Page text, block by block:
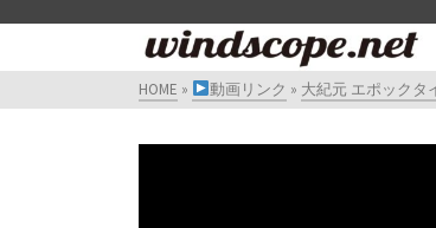
HOME » 動画リンク » 大紀元 エポックタ